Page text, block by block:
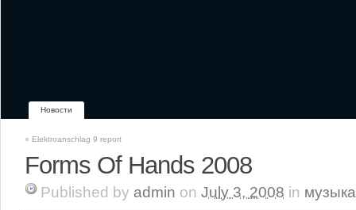
Новости
« Elektroanschlag 9 report
Forms Of Hands 2008
Published by admin on July 3, 2008 in музыка